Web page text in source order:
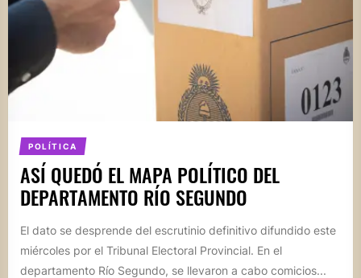
POLÍTICA
ASÍ QUEDÓ EL MAPA POLÍTICO DEL
DEPARTAMENTO RÍO SEGUNDO
El dato se desprende del escrutinio definitivo difundido este
miércoles por el Tribunal Electoral Provincial. En el
departamento Río Segundo, se llevaron a cabo comicios...